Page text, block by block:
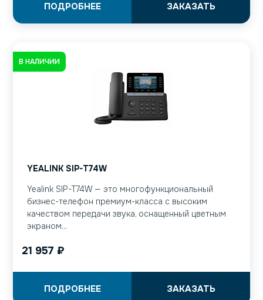
ЗАКАЗАТЬ
ПОДРОБНЕЕ
В НАЛИЧИИ
YEALINK SIP-T74W
Yealink SIP-T74W — это многофункциональный
бизнес-телефон премиум-класса с высоким
качеством передачи звука, оснащенный цветным
экраном...
21 957 ₽
ЗАКАЗАТЬ
ПОДРОБНЕЕ